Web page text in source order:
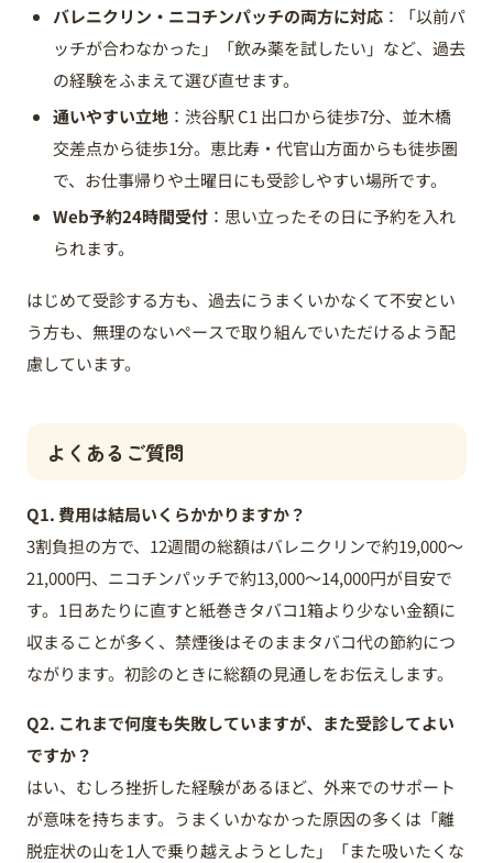
バレニクリン・ニコチンパッチの両方に対応 ：「以前パ
ッチが合わなかった」「飲み薬を試したい」など、過去
の経験をふまえて選び直せます。
通いやすい立地 ：渋谷駅 C1 出口から徒歩7分、並木橋
交差点から徒歩1分。恵比寿・代官山方面からも徒歩圏
で、お仕事帰りや土曜日にも受診しやすい場所です。
Web予約24時間受付 ：思い立ったその日に予約を入れ
られます。
はじめて受診する方も、過去にうまくいかなくて不安とい
う方も、無理のないペースで取り組んでいただけるよう配
慮しています。
よくあるご質問
Q1. 費用は結局いくらかかりますか？
3割負担の方で、12週間の総額はバレニクリンで約19,000〜
21,000円、ニコチンパッチで約13,000〜14,000円が目安で
す。1日あたりに直すと紙巻きタバコ1箱より少ない金額に
収まることが多く、禁煙後はそのままタバコ代の節約につ
ながります。初診のときに総額の見通しをお伝えします。
Q2. これまで何度も失敗していますが、また受診してよい
ですか？
はい、むしろ挫折した経験があるほど、外来でのサポート
が意味を持ちます。うまくいかなかった原因の多くは「離
脱症状の山を1人で乗り越えようとした」「また吸いたくな